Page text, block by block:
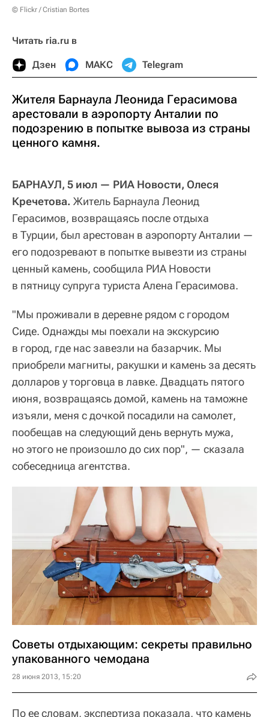
© Flickr / Cristian Bortes
Читать ria.ru в
Дзен МАКС Telegram
Жителя Барнаула Леонида Герасимова
арестовали в аэропорту Анталии по
подозрению в попытке вывоза из страны
ценного камня.
БАРНАУЛ, 5 июл — РИА Новости, Олеся
Кречетова. Житель Барнаула Леонид
Герасимов, возвращаясь после отдыха
в Турции, был арестован в аэропорту Анталии —
его подозревают в попытке вывезти из страны
ценный камень, сообщила РИА Новости
в пятницу супруга туриста Алена Герасимова.
"Мы проживали в деревне рядом с городом
Сиде. Однажды мы поехали на экскурсию
в город, где нас завезли на базарчик. Мы
приобрели магниты, ракушки и камень за десять
долларов у торговца в лавке. Двадцать пятого
июня, возвращаясь домой, камень на таможне
изъяли, меня с дочкой посадили на самолет,
пообещав на следующий день вернуть мужа,
но этого не произошло до сих пор", — сказала
собеседница агентства.
Советы отдыхающим: секреты правильно
упакованного чемодана
28 июня 2013, 15:20
По ее словам, экспертиза показала, что камень